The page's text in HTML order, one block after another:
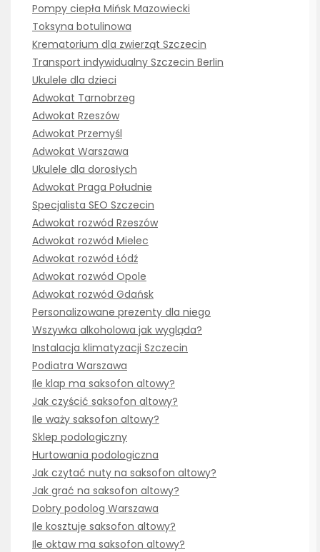
Pompy ciepła Mińsk Mazowiecki
Toksyna botulinowa
Krematorium dla zwierząt Szczecin
Transport indywidualny Szczecin Berlin
Ukulele dla dzieci
Adwokat Tarnobrzeg
Adwokat Rzeszów
Adwokat Przemyśl
Adwokat Warszawa
Ukulele dla dorosłych
Adwokat Praga Południe
Specjalista SEO Szczecin
Adwokat rozwód Rzeszów
Adwokat rozwód Mielec
Adwokat rozwód Łódź
Adwokat rozwód Opole
Adwokat rozwód Gdańsk
Personalizowane prezenty dla niego
Wszywka alkoholowa jak wygląda?
Instalacja klimatyzacji Szczecin
Podiatra Warszawa
Ile klap ma saksofon altowy?
Jak czyścić saksofon altowy?
Ile waży saksofon altowy?
Sklep podologiczny
Hurtowania podologiczna
Jak czytać nuty na saksofon altowy?
Jak grać na saksofon altowy?
Dobry podolog Warszawa
Ile kosztuje saksofon altowy?
Ile oktaw ma saksofon altowy?